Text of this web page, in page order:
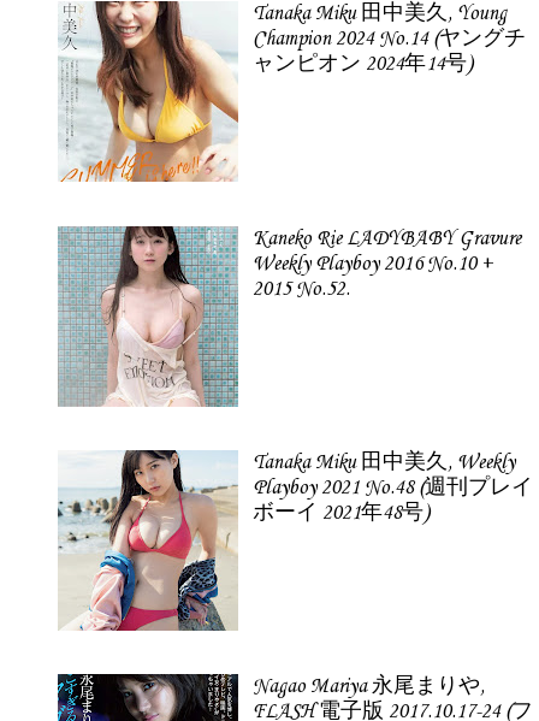
Tanaka Miku 田中美久, Young
Champion 2024 No.14 (ヤングチ
ャンピオン 2024年14号)
Kaneko Rie LADYBABY Gravure
Weekly Playboy 2016 No.10 +
2015 No.52.
Tanaka Miku 田中美久, Weekly
Playboy 2021 No.48 (週刊プレイ
ボーイ 2021年48号)
Nagao Mariya 永尾まりや,
FLASH 電子版 2017.10.17-24 (フ